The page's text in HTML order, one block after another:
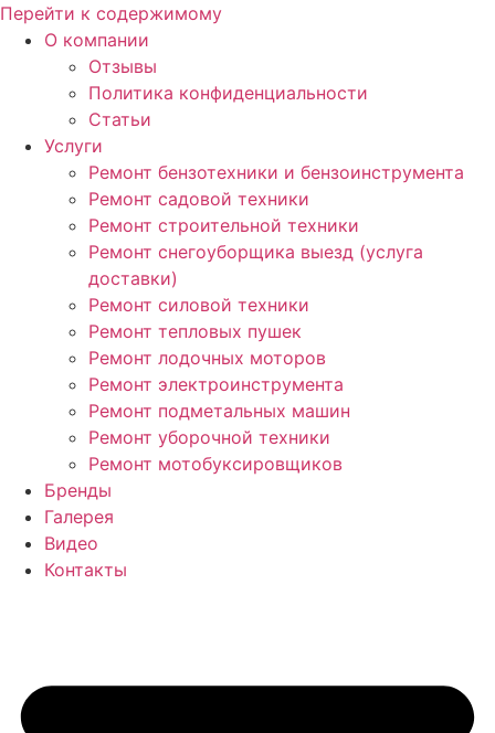
Перейти к содержимому
О компании
Отзывы
Политика конфиденциальности
Статьи
Услуги
Ремонт бензотехники и бензоинструмента
Ремонт садовой техники
Ремонт строительной техники
Ремонт снегоуборщика выезд (услуга
доставки)
Ремонт силовой техники
Ремонт тепловых пушек
Ремонт лодочных моторов
Ремонт электроинструмента
Ремонт подметальных машин
Ремонт уборочной техники
Ремонт мотобуксировщиков
Бренды
Галерея
Видео
Контакты